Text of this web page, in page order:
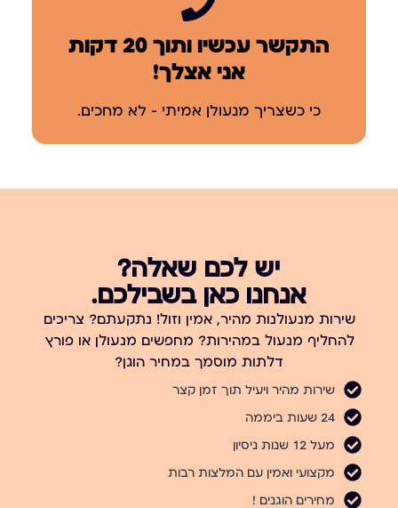
התקשר עכשיו ותוך 20 דקות
אני אצלך!
כי כשצריך מנעולן אמיתי – לא מחכים.
יש לכם שאלה?
אנחנו כאן בשבילכם.
שירות מנעולנות מהיר, אמין וזול! נתקעתם? צריכים
להחליף מנעול במהירות? מחפשים מנעולן או פורץ
דלתות מוסמך במחיר הוגן?
שירות מהיר ויעיל תוך זמן קצר
24 שעות ביממה
מעל 12 שנות ניסיון
מקצועי ואמין עם המלצות רבות
מחירים הוגנים !